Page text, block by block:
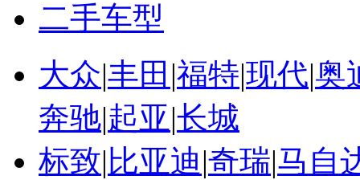
二手车型
大众|丰田 |福特|现代|奥
奔驰|起亚|长城
标致| 比亚迪|奇瑞|马自